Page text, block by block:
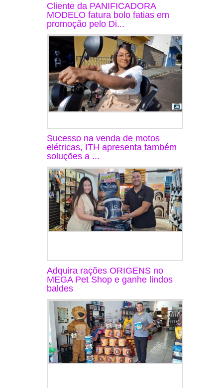
Cliente da PANIFICADORA
MODELO fatura bolo fatias em
promoção pelo Di...
Sucesso na venda de motos
elétricas, ITH apresenta também
soluções a ...
Adquira rações ORIGENS no
MEGA Pet Shop e ganhe lindos
baldes